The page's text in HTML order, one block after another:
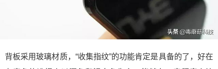
背板采用玻璃材质，“收集指纹”的功能肯定是具备的了，好在